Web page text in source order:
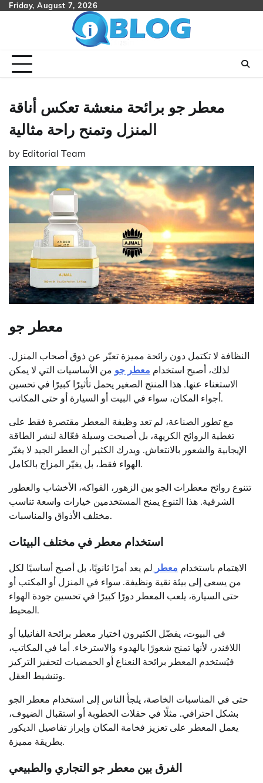
SkipFriday, August 7, 2026
معطر جو برائحة منعشة تعكس أناقة
المنزل وتمنح راحة مثالية
by Editorial Team
النظافة لا تكتمل دون رائحة مميزة تعبّر عن ذوق أصحاب المنزل.
لذلك، أصبح استخدام معطر جو من الأساسيات التي لا يمكن
الاستغناء عنها. هذا المنتج الصغير يحمل تأثيرًا كبيرًا في تحسين
أجواء المكان، سواء في البيت أو السيارة أو حتى المكاتب.
مع تطور الصناعة، لم تعد وظيفة المعطر مقتصرة فقط على
تغطية الروائح الكريهة، بل أصبحت وسيلة فعّالة لنشر الطاقة
الإيجابية والشعور بالانتعاش. ويدرك الكثير أن العطر الجيد لا يغيّر
الهواء فقط، بل يغيّر المزاج بالكامل.
تتنوع روائح معطرات الجو بين الزهور، الفواكه، الأخشاب والعطور
الشرقية. هذا التنوع يمنح المستخدمين خيارات واسعة تناسب
مختلف الأذواق والمناسبات.
استخدام معطر في مختلف البيئات
الاهتمام باستخدام معطر لم يعد أمرًا ثانويًا، بل أصبح أساسيًا لكل
من يسعى إلى بيئة نقية ونظيفة. سواء في المنزل أو المكتب أو
حتى السيارة، يلعب المعطر دورًا كبيرًا في تحسين جودة الهواء
المحيط.
في البيوت، يفضّل الكثيرون اختيار معطر برائحة الفانيليا أو
اللافندر، لأنها تمنح شعورًا بالهدوء والاسترخاء. أما في المكاتب،
فيُستخدم المعطر برائحة النعناع أو الحمضيات لتحفيز التركيز
وتنشيط العقل.
حتى في المناسبات الخاصة، يلجأ الناس إلى استخدام معطر الجو
بشكل احترافي. مثلًا في حفلات الخطوبة أو استقبال الضيوف،
يعمل المعطر على تعزيز فخامة المكان وإبراز تفاصيل الديكور
بطريقة مميزة.
الفرق بين معطر جو التجاري والطبيعي